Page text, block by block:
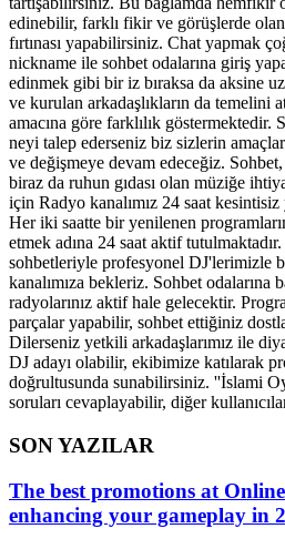
edinebilir, farklı fikir ve görüşlerde olan
fırtınası yapabilirsiniz. Chat yapmak
nickname ile sohbet odalarına giriş
edinmek gibi bir iz bıraksa da aksine
ve kurulan arkadaşlıkların da temelini
amacına göre farklılık göstermektedir.
neyi talep ederseniz biz sizlerin
ve değişmeye devam edeceğiz.
biraz da ruhun gıdası olan müziğe
için Radyo kanalımız 24 saat kesintisiz
Her iki saatte bir yenilenen
etmek adına 24 saat aktif
sohbetleriyle profesyonel DJ'lerimizle
kanalımıza bekleriz. Sohbet odalarına
radyolarınız aktif hale gelecektir.
parçalar yapabilir, sohbet ettiğiniz
Dilerseniz yetkili arkadaşlarımız ile
DJ adayı olabilir, ekibimize katılarak
doğrultusunda sunabilirsiniz. ''İslami
soruları cevaplayabilir, diğer
SON YAZILAR
The best promotions at
enhancing your gameplay in